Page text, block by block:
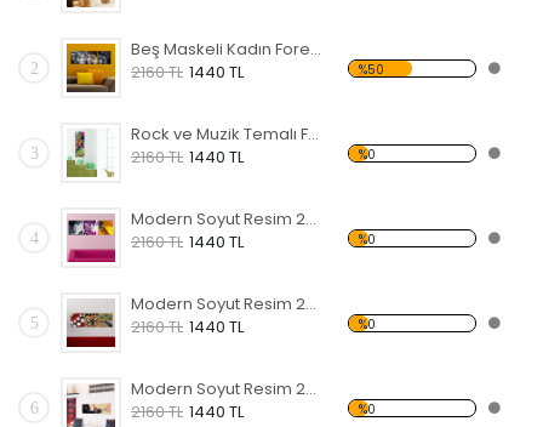
2
Beş Maskeli Kadın Forex Tablo
2160 TL 1440 TL %50
3
Rock ve Muzik Temalı Forex Tablo
2160 TL 1440 TL %0
4
Modern Soyut Resim 25 Forex Tablo
2160 TL 1440 TL %0
5
Modern Soyut Resim 24 Forex Tablo
2160 TL 1440 TL %0
6
Modern Soyut Resim 24 Forex Tablo
2160 TL 1440 TL %0